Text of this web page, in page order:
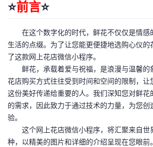
播
活
动
的
关
注
我
开
发
者
的
Programs
我
的
支
⭐前言⭐
在这个数字化的时代，鲜花不仅仅是情感
生活的点缀。为了让您能更便捷地选购心仪的
了这款网上花店微信小程序。
鲜花，承载着爱与祝福，是浪漫与温馨的
花店购买方式往往受到时间和空间的限制，让
这份美好传递给重要的人。我们深知您对鲜花
的需求，因此致力于通过技术的力量，为您创
验。
这个网上花店微信小程序，将汇聚来自世
种，以精美的图片和详细的介绍呈现在您眼前